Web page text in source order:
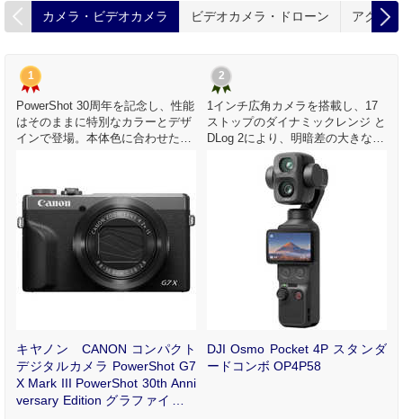
カメラ・ビデオカメラ ビデオカメラ・ドローン アクシ
1
PowerShot 30周年を記念し、性能
はそのままに特別なカラーとデザ
インで登場。本体色に合わせたカ
キヤノン CANON コンパクト
デジタルカメラ PowerShot G7
X Mark III PowerShot 30th Anni
versary Edition グラファイト P
2
1インチ広角カメラを搭載し、17
ストップのダイナミックレンジ と
DLog 2により、明暗差の大きなシ
ーンでも豊かな階調表現を実現し
DJI Osmo Pocket 4P スタンダ
ードコンボ OP4P58